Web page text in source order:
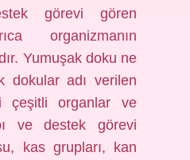
görevi gören
organizmanın
Yumuşak doku ne
dokular adı verilen
çeşitli organlar ve
ve destek görevi
kas grupları, kan